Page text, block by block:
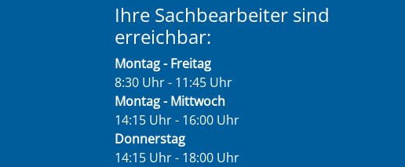
Ihre Sachbearbeiter sind
erreichbar:
Montag - Freitag
8:30 Uhr - 11:45 Uhr
Montag - Mittwoch
14:15 Uhr - 16:00 Uhr
Donnerstag
14:15 Uhr - 18:00 Uhr